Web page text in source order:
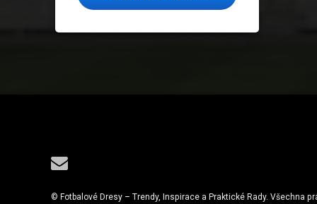
E-mail
© Fotbalové Dresy – Trendy, Inspirace a Praktické Rady. Všechna